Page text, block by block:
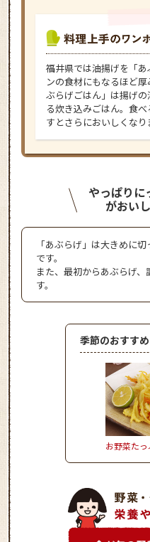
福井県では油揚げを「
ンの食材にもなるほど
ぶらげごはん」は揚げ
る炊き込みごはん。食
すとさらにおいしくなり
やっぱりに
がおい
「あぶらげ」は大きめに
です。
また、最初からあぶらげ
す。
季節のおすす
お野菜た